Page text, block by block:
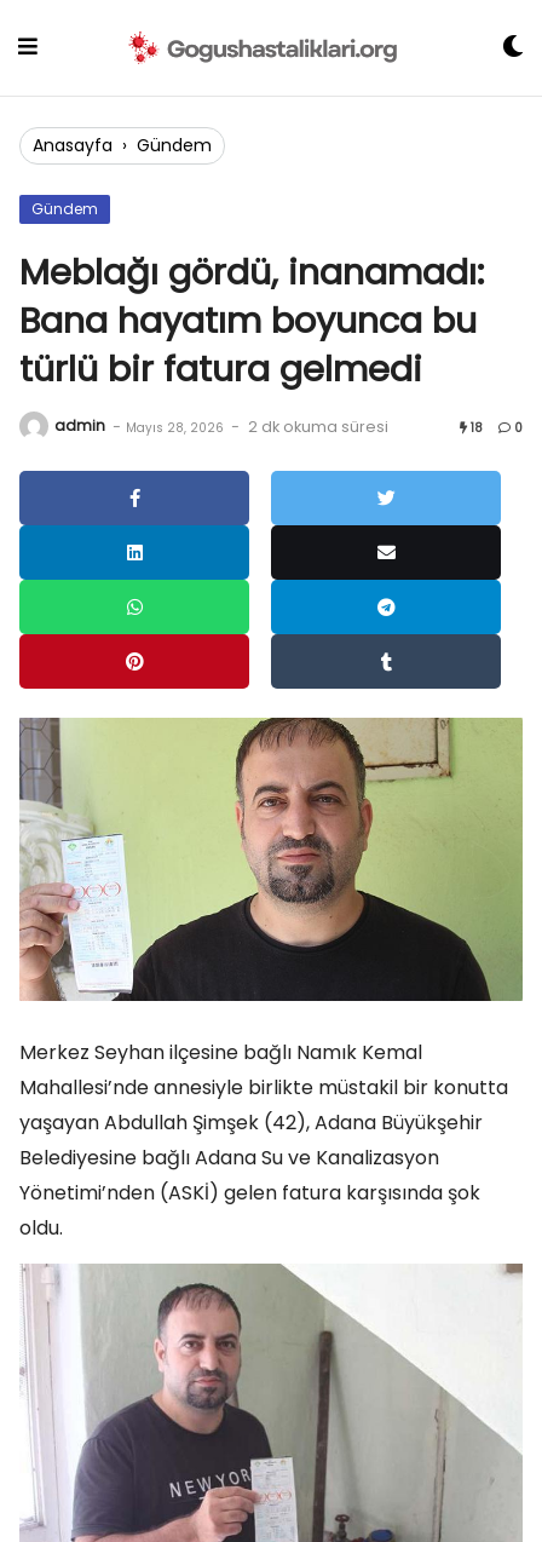
Anasayfa › Gündem
Gündem
Meblağı gördü, inanamadı:
Bana hayatım boyunca bu
türlü bir fatura gelmedi
admin - Mayıs 28, 2026 - 2 dk okuma süresi 18 0
Merkez Seyhan ilçesine bağlı Namık Kemal
Mahallesi’nde annesiyle birlikte müstakil bir konutta
yaşayan Abdullah Şimşek (42), Adana Büyükşehir
Belediyesine bağlı Adana Su ve Kanalizasyon
Yönetimi’nden (ASKİ) gelen fatura karşısında şok
oldu.